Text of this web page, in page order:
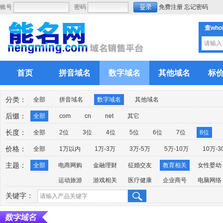
账号 密码 免费注册 忘记密码
查
首页 拼音域名 数字域名 其他域名 标
分类： 全部 拼音域名 数字域名 其他域名
后缀： 全部 com cn net 其它
长度： 全部 2位 3位 4位 5位 6位 7位 8位
价格： 全部 1万以内 1万-3万 3万-5万 5万-10万 10万-
主题： 全部 电商网购 金融理财 征婚交友 教育相关 女性婴幼
运动旅游 游戏相关 医疗健康 企业商号 电脑网络
关键字：